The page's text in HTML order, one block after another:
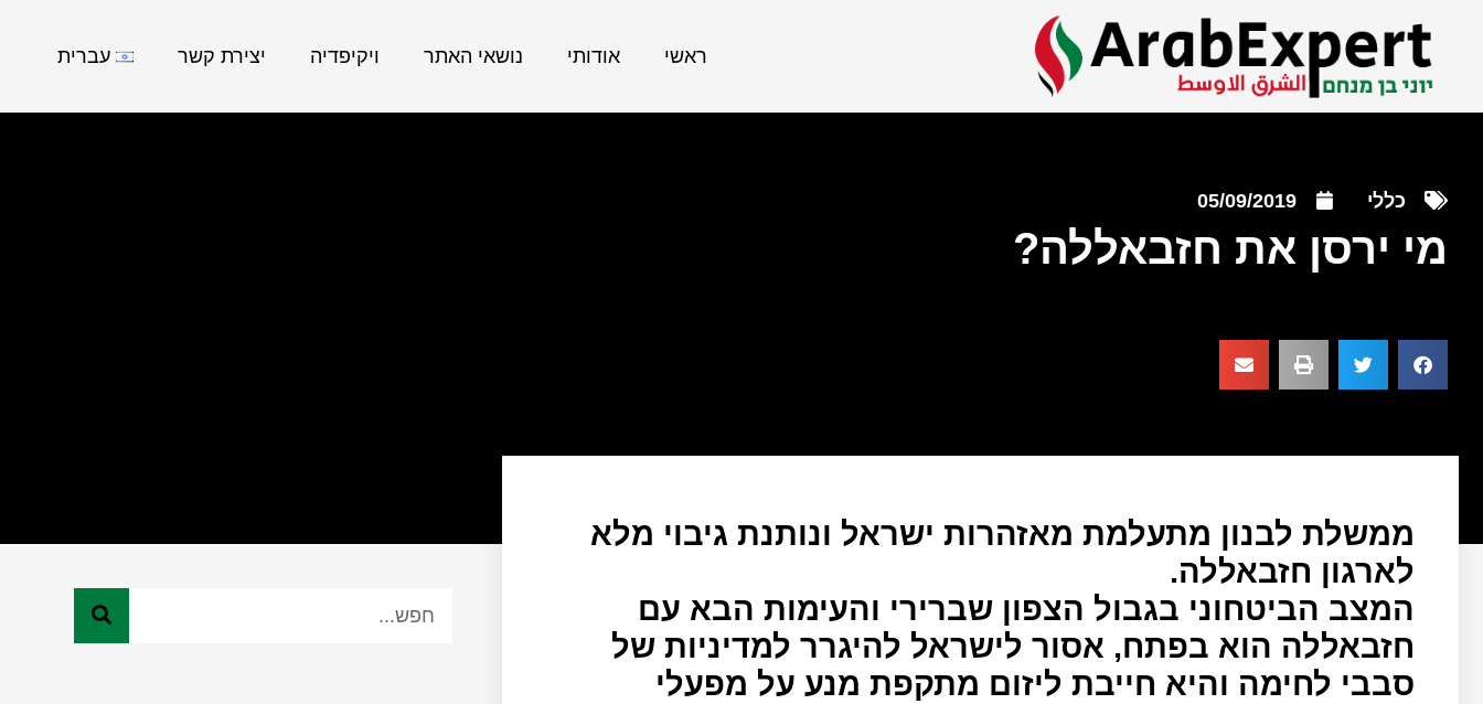
ראשי אודותי נושאי האתר ויקיפדיה יצירת קשר עברית
כללי 05/09/2019
מי ירסן את חזבאללה?
ממשלת לבנון מתעלמת מאזהרות ישראל ונותנת גיבוי מלא
לארגון חזבאללה.
המצב הביטחוני בגבול הצפון שברירי והעימות הבא עם
חזבאללה הוא בפתח, אסור לישראל להיגרר למדיניות של
סבבי לחימה והיא חייבת ליזום מתקפת מנע על מפעלי